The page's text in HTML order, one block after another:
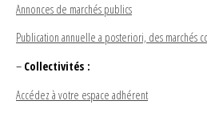
Annonces de marchés publics
Publication annuelle a posteriori, des marchés
– Collectivités :
Accédez à votre espace adhérent